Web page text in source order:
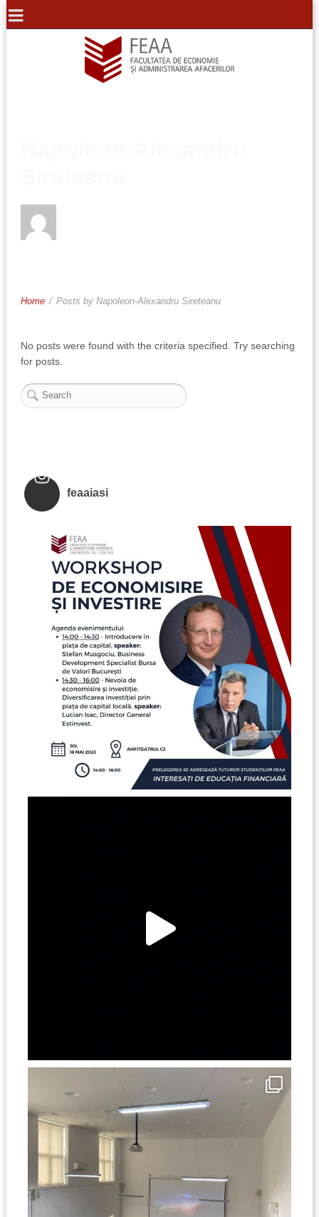
Home / Posts by Napoleon-Alexandru Sireteanu
No posts were found with the criteria specified. Try searching
for posts.
feaaiasi